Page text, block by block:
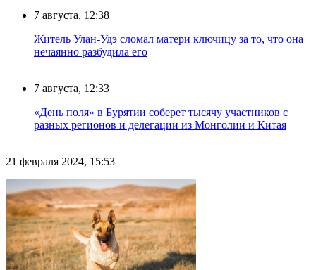
7 августа, 12:38
Житель Улан-Удэ сломал матери ключицу за то, что она
нечаянно разбудила его
7 августа, 12:33
«День поля» в Бурятии соберет тысячу участников с
разных регионов и делегации из Монголии и Китая
21 февраля 2024, 15:53